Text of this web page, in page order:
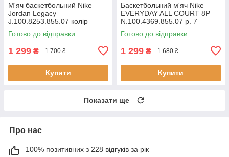
М'яч баскетбольний Nike
Jordan Legacy
J.100.8253.855.07 колір
AMBER/бурштин (розмір 7)
Готово до відправки
1 299 ₴ 1 700 ₴
Купити
Баскетбольний м'яч Nike
EVERYDAY ALL COURT 8P
N.100.4369.855.07 р. 7
помаранчевий
Готово до відправки
1 299 ₴ 1 680 ₴
Купити
Показати ще
Про нас
100% позитивних з 228 відгуків за рік